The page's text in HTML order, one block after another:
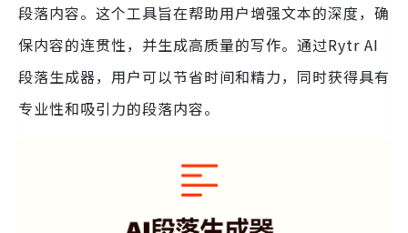
段落内容。这个工具旨在帮助用户增强文本的深度，确
保内容的连贯性，并生成高质量的写作。通过Rytr AI
段落生成器，用户可以节省时间和精力，同时获得具有
专业性和吸引力的段落内容。